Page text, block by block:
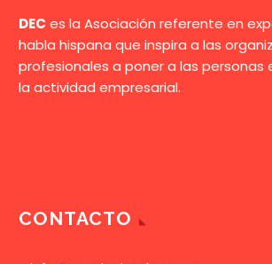
DEC es la Asociación referente en
habla hispana que inspira a las
profesionales a poner a las personas
la actividad empresarial.
CONTACTO